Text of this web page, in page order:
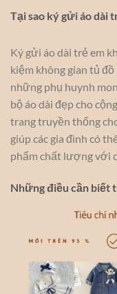
Tại sao ký gửi áo dài
Ký gửi áo dài trẻ em
kiệm không gian tủ
những phụ huynh
bộ áo dài đẹp cho
trang truyền thống
giúp các gia đình có
phẩm chất lượng với
Những điều cần biết